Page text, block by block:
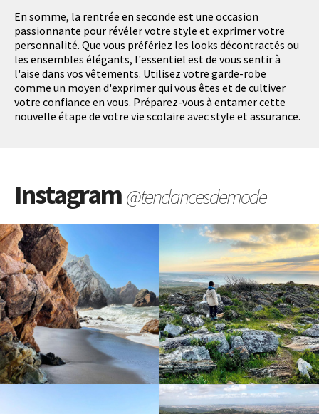
En somme, la rentrée en seconde est une occasion
passionnante pour révéler votre style et exprimer votre
personnalité. Que vous préfériez les looks décontractés ou
les ensembles élégants, l'essentiel est de vous sentir à
l'aise dans vos vêtements. Utilisez votre garde-robe
comme un moyen d'exprimer qui vous êtes et de cultiver
votre confiance en vous. Préparez-vous à entamer cette
nouvelle étape de votre vie scolaire avec style et assurance.
Instagram@tendancesdemode